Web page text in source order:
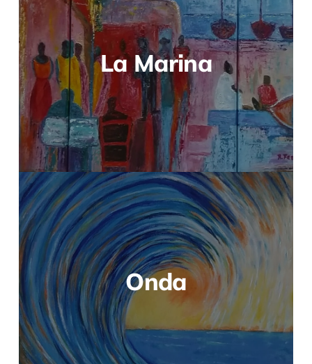
La Marina
Onda